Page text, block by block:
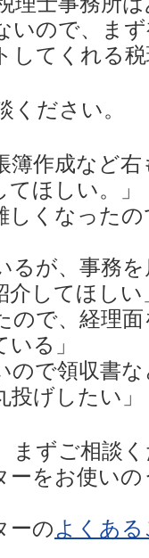
いので、ま
してくれる
ください。
簿作成など
ほしい。」
しくなった
るが、事務
介してほしい
ので、経理
る」
ので領収書
げしたい」
まずご相談
ーをお使い
ーのよくあ